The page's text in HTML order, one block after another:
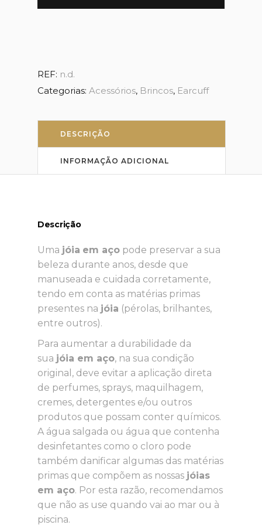
em
REF: n.d.
Categorias: Acessórios, Brincos, Earcuff
DESCRIÇÃO
INFORMAÇÃO ADICIONAL
Descrição
Uma jóia em aço pode preservar a sua
beleza durante anos, desde que
manuseada e cuidada corretamente,
tendo em conta as matérias primas
presentes na jóia (pérolas, brilhantes,
entre outros).
Para aumentar a durabilidade da
sua jóia em aço, na sua condição
original, deve evitar a aplicação direta
de perfumes, sprays, maquilhagem,
cremes, detergentes e/ou outros
produtos que possam conter químicos.
A água salgada ou água que contenha
desinfetantes como o cloro pode
também danificar algumas das matérias
primas que compõem as nossas jóias
em aço. Por esta razão, recomendamos
que não as use quando vai ao mar ou à
piscina.